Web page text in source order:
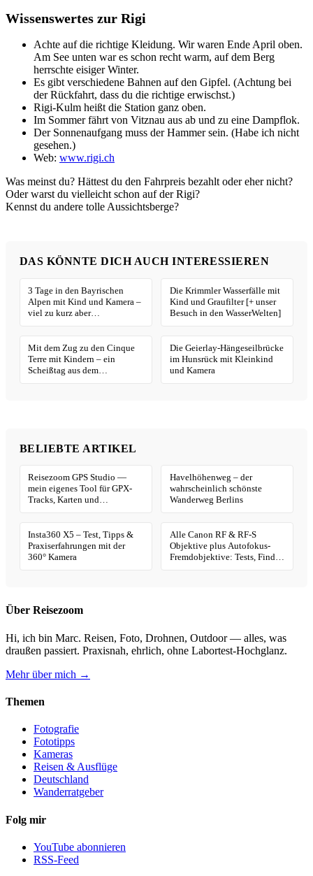
Wissenswertes zur Rigi
Achte auf die richtige Kleidung. Wir waren Ende April oben.
Am See unten war es schon recht warm, auf dem Berg
herrschte eisiger Winter.
Es gibt verschiedene Bahnen auf den Gipfel. (Achtung bei
der Rückfahrt, dass du die richtige erwischst.)
Rigi-Kulm heißt die Station ganz oben.
Im Sommer fährt von Vitznau aus ab und zu eine Dampflok.
Der Sonnenaufgang muss der Hammer sein. (Habe ich nicht
gesehen.)
Web: www.rigi.ch
Was meinst du? Hättest du den Fahrpreis bezahlt oder eher nicht?
Oder warst du vielleicht schon auf der Rigi?
Kennst du andere tolle Aussichtsberge?
DAS KÖNNTE DICH AUCH INTERESSIEREN
3 Tage in den Bayrischen
Alpen mit Kind und Kamera –
viel zu kurz aber
Die Krimmler Wasserfälle mit
Kind und Graufilter [+ unser
Besuch in den WasserWelten]
Mit dem Zug zu den Cinque
Terre mit Kindern – ein
Scheißtag aus dem
Die Geierlay-Hängeseilbrücke
im Hunsrück mit Kleinkind
und Kamera
BELIEBTE ARTIKEL
Reisezoom GPS Studio —
mein eigenes Tool für GPX-
Tracks, Karten und
Havelhöhenweg – der
wahrscheinlich schönste
Wanderweg Berlins
Insta360 X5 – Test, Tipps &
Praxiserfahrungen mit der
360° Kamera
Alle Canon RF & RF-S
Objektive plus Autofokus-
Fremdobjektive: Tests, Finder
Über Reisezoom
Hi, ich bin Marc. Reisen, Foto, Drohnen, Outdoor — alles, was
draußen passiert. Praxisnah, ehrlich, ohne Labortest-Hochglanz.
Mehr über mich →
Themen
Fotografie
Fototipps
Kameras
Reisen & Ausflüge
Deutschland
Wanderratgeber
Folg mir
YouTube abonnieren
RSS-Feed